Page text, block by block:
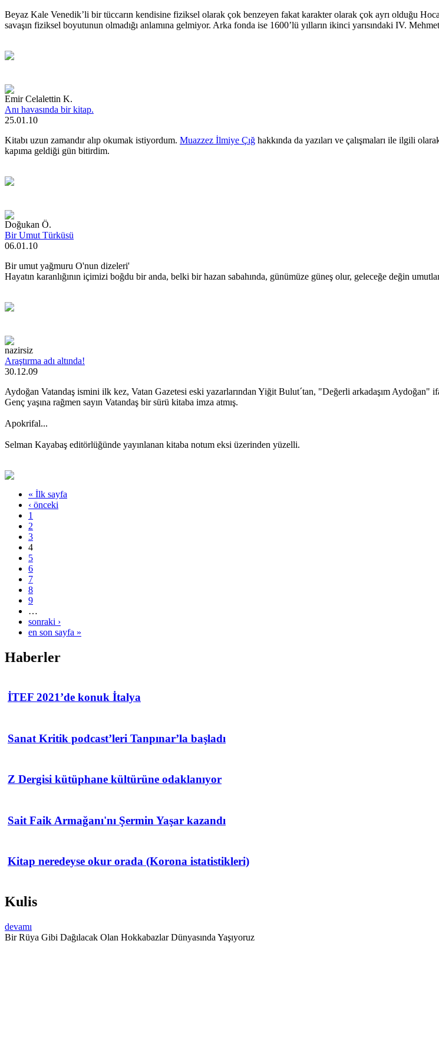
Beyaz Kale Venedik’li bir tüccarın kendisine fiziksel olarak çok benzeyen fakat karakter olarak çok ayrı olduğu
savaşın fiziksel boyutunun olmadığı anlamına gelmiyor. Arka fonda ise 1600’lü yılların ikinci yarısındaki IV.
Emir Celalettin K.
Anı havasında bir kitap.
25.01.10
Kitabı uzun zamandır alıp okumak istiyordum. Muazzez İlmiye Çığ hakkında da yazıları ve çalışmaları ile ilgili
kapıma geldiği gün bitirdim.
Doğukan Ö.
Bir Umut Türküsü
06.01.10
Bir umut yağmuru O'nun dizeleri'
Hayatın karanlığının içimizi boğdu bir anda, belki bir hazan sabahında, günümüze güneş olur, geleceğe değin
nazirsiz
Araştırma adı altında!
30.12.09
Aydoğan Vatandaş ismini ilk kez, Vatan Gazetesi eski yazarlarından Yiğit Bulut´tan, "Değerli arkadaşım Aydoğan"
Genç yaşına rağmen sayın Vatandaş bir sürü kitaba imza atmış.
Apokrifal...
Selman Kayabaş editörlüğünde yayınlanan kitaba notum eksi üzerinden yüzelli.
« İlk sayfa
‹ önceki
1
2
3
4
5
6
7
8
9
…
sonraki ›
en son sayfa »
Haberler
İTEF 2021’de konuk İtalya
Sanat Kritik podcast’leri Tanpınar’la başladı
Z Dergisi kütüphane kültürüne odaklanıyor
Sait Faik Armağanı'nı Şermin Yaşar kazandı
Kitap neredeyse okur orada (Korona istatistikleri)
Kulis
devamı
Bir Rüya Gibi Dağılacak Olan Hokkabazlar Dünyasında Yaşıyoruz